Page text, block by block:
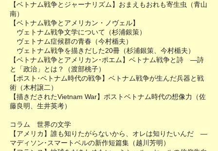
【ベトナム戦争とジャーナリズム】おまえもおれも寄生虫（青山
南）
【ベトナム戦争とアメリカン・ノヴェル】
ヴェトナム戦争文学について（杉浦銀策）
ヴェトナム症候群の青春（今村楯夫）
ヴェトナム戦争を描きだした20冊（杉浦銀策、今村楯夫）
【ベトナム戦争とアメリカン･ポエム】ベトナム戦争と詩 ―詩
と「政治」とは？（渡部桃子）
【ポスト･ベトナム時代の戦争】ベトナム戦争が生んだ兵器と戦
術（木村譲二）
【描きだされたVietnam War】ポストベトナム時代の想像力（佐
藤良明、生井英考）
コラム 世界の文学
【アメリカ】誰も知りたがらないから、オレは知りたいんだ ―
マディソン･スマートベルの新作短篇集（越川芳明）